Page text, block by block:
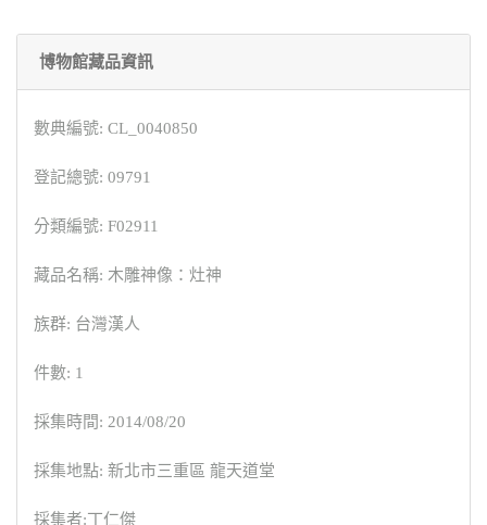
博物館藏品資訊
數典編號: CL_0040850
登記總號: 09791
分類編號: F02911
藏品名稱: 木雕神像：灶神
族群: 台灣漢人
件數: 1
採集時間: 2014/08/20
採集地點: 新北市三重區 龍天道堂
採集者:丁仁傑